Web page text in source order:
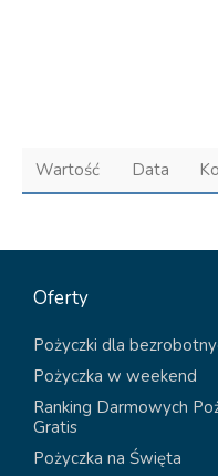
Wartość Data
Oferty
Pożyczki dla
Pożyczka w weekend
Ranking Darmowych
Gratis
Pożyczka na Święta